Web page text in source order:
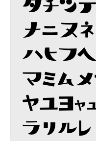
jn]/